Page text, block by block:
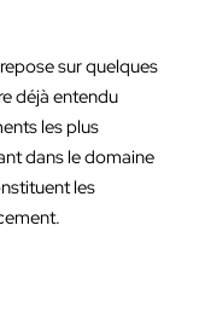
sur quelques
déjà entendu
les plus
dans le domaine
les